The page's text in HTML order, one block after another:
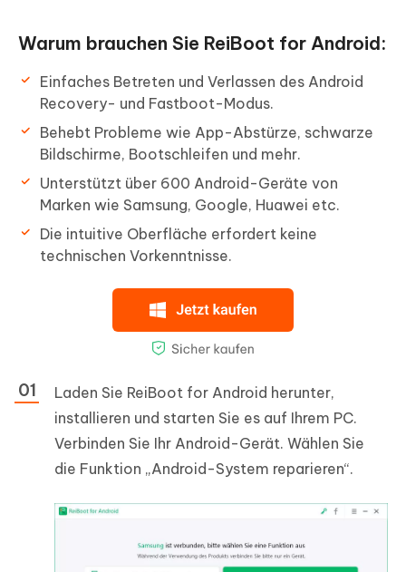
Warum brauchen Sie ReiBoot for Android:
Einfaches Betreten und Verlassen des Android
Recovery- und Fastboot-Modus.
Behebt Probleme wie App-Abstürze, schwarze
Bildschirme, Bootschleifen und mehr.
Unterstützt über 600 Android-Geräte von
Marken wie Samsung, Google, Huawei etc.
Die intuitive Oberfläche erfordert keine
technischen Vorkenntnisse.
Laden Sie ReiBoot for Android herunter,
installieren und starten Sie es auf Ihrem PC.
Verbinden Sie Ihr Android-Gerät. Wählen Sie
die Funktion „Android-System reparieren“.